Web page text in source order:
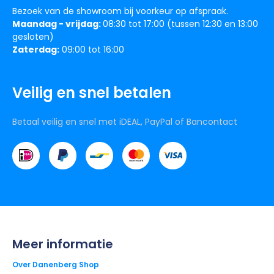
Bezoek van de showroom bij voorkeur op afspraak.
Maandag - vrijdag:08:30 tot 17:00 (tussen 12:30 en 13:00
gesloten)
Zaterdag: 09:00 tot 16:00
Veilig en snel betalen
Betaal veilig en snel met iDEAL, PayPal of Bancontact
Meer informatie
Over Danenberg Shop